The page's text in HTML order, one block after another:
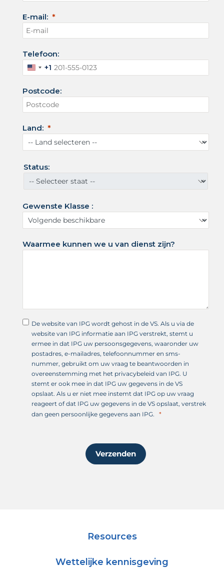
E-mail:
Telefoon:
V
r
e
n
g
d
S
a
e
n
+
+1
Postcode:
Land:
Status:
Gewenste Klasse :
Waarmee kunnen we u van dienst zijn?
De website van IPG wordt gehost in de VS. Als u via de
website van IPG informatie aan IPG verstrekt, stemt u
ermee in dat IPG uw persoonsgegevens, waaronder uw
postadres, e-mailadres, telefoonnummer en sms-
nummer, gebruikt om uw vraag te beantwoorden in
overeenstemming met het privacybeleid van IPG. U
stemt er ook mee in dat IPG uw gegevens in de VS
opslaat. Als u er niet mee instemt dat IPG op uw vraag
reageert of dat IPG uw gegevens in de VS opslaat, verstrek
dan geen persoonlijke gegevens aan IPG.
Verzenden
Resources
Wettelijke kennisgeving